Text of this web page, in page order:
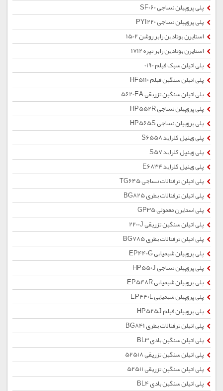
پلی پروپیلن نساجی SF060
پلی پروپیلن نساجی PYI220
استایرن بوتادین رابر روشن 1502
استایرن بوتادین رابر تیره 1712
پلی اتیلن سبک فیلم 0190
پلی اتیلن سنگین فیلم HF5110
پلی اتیلن سنگین تزریقی 5620EA
پلی پروپیلن نساجی HP552R
پلی پروپیلن نساجی HP565S
پلی وینیل کلراید S6558
پلی وینیل کلراید S57
پلی وینیل کلراید E6834
پلی اتیلن ترفتالات نساجی TG645
پلی اتیلن ترفتالات بطری BG825
پلی استایرن معمولی GP35
پلی اتیلن سنگین تزریقی 2200J
پلی اتیلن ترفتالات بطری BG785
پلی پروپیلن شیمیایی EP440G
پلی پروپیلن نساجی HP550J
پلی پروپیلن شیمیایی EP548R
پلی پروپیلن شیمیایی EP440L
پلی پروپیلن فیلم HP525J
پلی اتیلن ترفتالات بطری BG841
پلی اتیلن سنگین بادی BL3
پلی اتیلن سنگین تزریقی 52518
پلی اتیلن سنگین تزریقی 52511
پلی اتیلن سنگین بادی BL4